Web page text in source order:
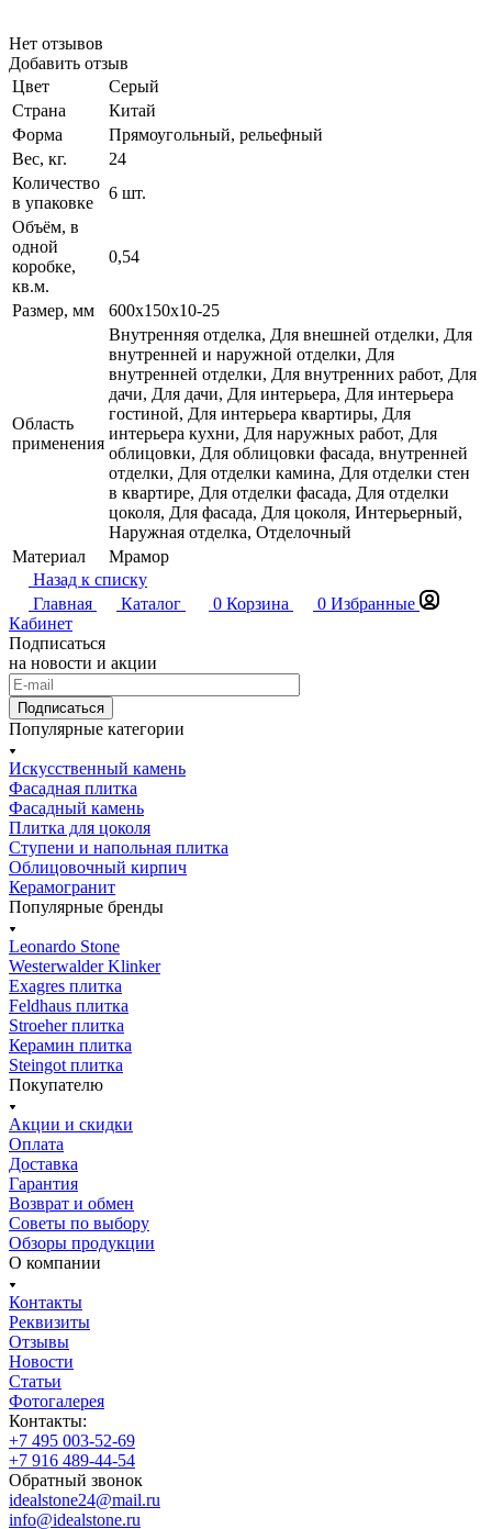
Нет отзывов
Добавить отзыв
Цвет
Серый
Страна
Китай
Форма
Прямоугольный, рельефный
Вес, кг.
24
Количество
в упаковке
6 шт.
Объём, в
одной
коробке,
кв.м.
0,54
Размер, мм 600х150х10-25
Область
применения
Внутренняя отделка, Для внешней отделки, Для
внутренней и наружной отделки, Для
внутренней отделки, Для внутренних работ, Для
дачи, Для дачи, Для интерьера, Для интерьера
гостиной, Для интерьера квартиры, Для
интерьера кухни, Для наружных работ, Для
облицовки, Для облицовки фасада, внутренней
отделки, Для отделки камина, Для отделки стен
в квартире, Для отделки фасада, Для отделки
цоколя, Для фасада, Для цоколя, Интерьерный,
Наружная отделка, Отделочный
Материал
Мрамор
Назад к списку
Главная
Каталог 0 Корзина 0 Избранные
Кабинет
Подписаться
на новости и акции
Подписаться
Популярные категории
Искусственный камень
Фасадная плитка
Фасадный камень
Плитка для цоколя
Ступени и напольная плитка
Облицовочный кирпич
Керамогранит
Популярные бренды
Leonardo Stone
Westerwalder Klinker
Exagres плитка
Feldhaus плитка
Stroeher плитка
Керамин плитка
Steingot плитка
Покупателю
Акции и скидки
Оплата
Доставка
Гарантия
Возврат и обмен
Советы по выбору
Обзоры продукции
О компании
Контакты
Реквизиты
Отзывы
Новости
Статьи
Фотогалерея
Контакты:
+7 495 003-52-69
+7 916 489-44-54
Обратный звонок
idealstone24@mail.ru
info@idealstone.ru